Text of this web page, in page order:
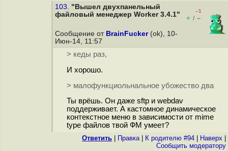
103. "Вышел двухпанельный
файловый менеджер Worker 3.4.1"
–1
+ / –
Сообщение от BrainFucker(ok), 10-
Июн-14, 11:57
> кеды раз,
И хорошо.
> малофункциольнальное убожество два
Ты врёшь. Он даже sftp и webdav
поддерживает. А кастомное динамическое
контекстное меню в зависимости от mime
type файлов твой ФМ умеет?
Ответить Правка| К родителю #94 Наверх
Cообщить модератору